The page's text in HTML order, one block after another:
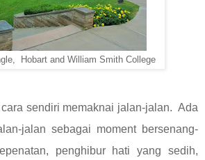
Hobart and William Smith College
sendiri memaknai jalan-jalan. Ada
jalan sebagai moment bersenang-
penghibur hati yang sedih,